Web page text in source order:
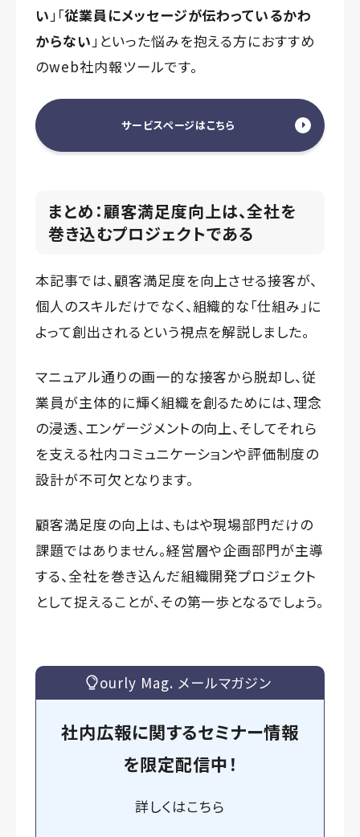
い 」「従業員にメッセージが伝わっているかわ
からない 」といった悩みを抱える方におすすめ
のweb社内報ツールです。
サービスページはこちら
まとめ：顧客満足度向上は、全社を
巻き込むプロジェクトである
本記事では、顧客満足度を向上させる接客が、
個人のスキルだけでなく、組織的な「仕組み」に
よって創出されるという視点を解説しました。
マニュアル通りの画一的な接客から脱却し、従
業員が主体的に輝く組織を創るためには、理念
の浸透、エンゲージメントの向上、そしてそれら
を支える社内コミュニケーションや評価制度の
設計が不可欠となります。
顧客満足度の向上は、もはや現場部門だけの
課題ではありません。経営層や企画部門が主導
する、全社を巻き込んだ組織開発プロジェクト
として捉えることが、その第一歩となるでしょう。
ourly Mag. メールマガジン
社内広報に関するセミナー情報
を限定配信中！
詳しくはこちら